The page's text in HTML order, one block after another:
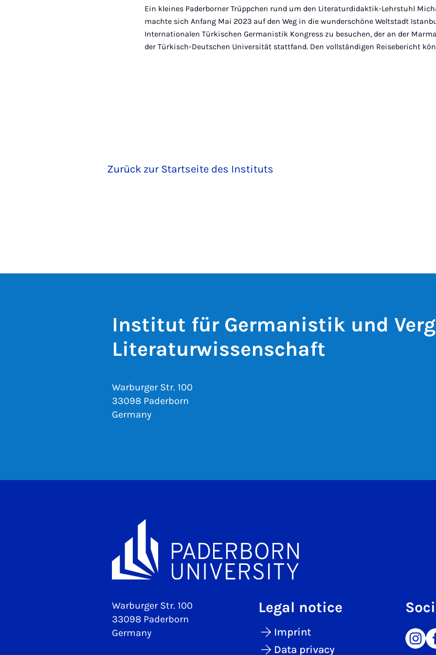
Ein kleines Paderborner Trüppchen rund um den Literaturdidaktik-Lehrstuhl
machte sich Anfang Mai 2023 auf den Weg in die wunderschöne Weltstadt
Internationalen Türkischen Germanistik Kongress zu besuchen, der an der
der Türkisch-Deutschen Universität stattfand. Den vollständigen Reisebericht
Zurück zur Startseite des Instituts
Institut für Germanistik und
Literaturwissenschaft
Warburger Str. 100
33098 Paderborn
Germany
Warburger Str. 100
33098 Paderborn
Germany
Legal notice
Imprint
Data privacy